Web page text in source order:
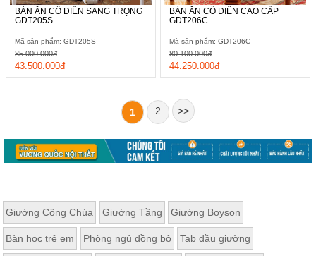
BÀN ĂN CỔ ĐIỂN SANG TRỌNG
GDT205S
Mã sản phẩm: GDT205S
43.500.000đ
85.000.000đ
BÀN ĂN CỔ ĐIỂN CAO CẤP
GDT206C
Mã sản phẩm: GDT206C
44.250.000đ
80.100.000đ
1 2 >>
Giường Công Chúa Giường Tầng Giường Boyson
Bàn học trẻ em Phòng ngủ đồng bộ Tab đầu giường